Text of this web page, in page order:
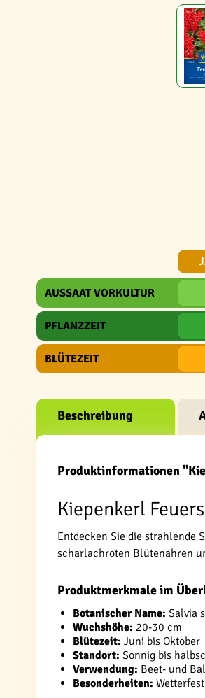
AUSSAAT VORKULTUR
PFLANZZEIT
BLÜTEZEIT
Beschreibung
Produktinformationen
Kiepenkerl
Entdecken Sie die strahlende
scharlachroten Blütenähren
Produktmerkmale im
Botanischer Name: Salvia
Wuchshöhe: 20-30 cm
Blütezeit: Juni bis Oktober
Standort: Sonnig bis
Verwendung: Beet- und
Besonderheiten: